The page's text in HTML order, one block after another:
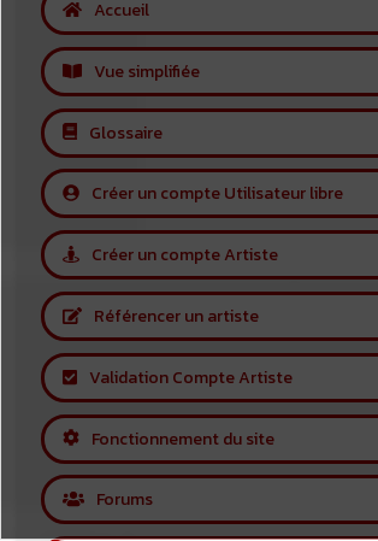
Accueil
Vue simplifiée
Glossaire
Créer un compte Utilisateur libre
Créer un compte Artiste
Référencer un artiste
Validation Compte Artiste
Fonctionnement du site
Forums